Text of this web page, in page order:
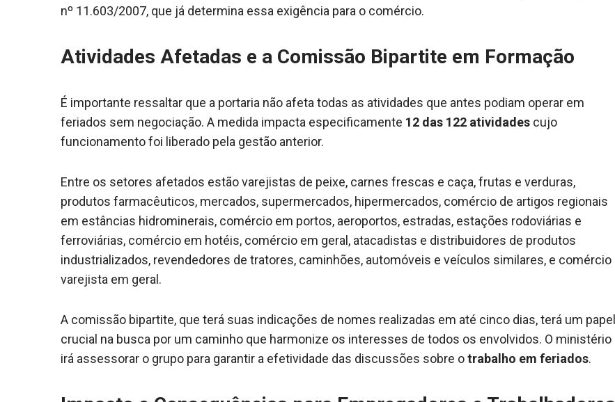
nº 11.603/2007, que já determina essa exigência para o comércio.
Atividades Afetadas e a Comissão Bipartite em Formação
É importante ressaltar que a portaria não afeta todas as atividades que antes podiam operar em
feriados sem negociação. A medida impacta especificamente 12 das 122 atividades cujo
funcionamento foi liberado pela gestão anterior.
Entre os setores afetados estão varejistas de peixe, carnes frescas e caça, frutas e verduras,
produtos farmacêuticos, mercados, supermercados, hipermercados, comércio de artigos regionais
em estâncias hidrominerais, comércio em portos, aeroportos, estradas, estações rodoviárias e
ferroviárias, comércio em hotéis, comércio em geral, atacadistas e distribuidores de produtos
industrializados, revendedores de tratores, caminhões, automóveis e veículos similares, e comércio
varejista em geral.
A comissão bipartite, que terá suas indicações de nomes realizadas em até cinco dias, terá um papel
crucial na busca por um caminho que harmonize os interesses de todos os envolvidos. O ministério
irá assessorar o grupo para garantir a efetividade das discussões sobre otrabalho em feriados.